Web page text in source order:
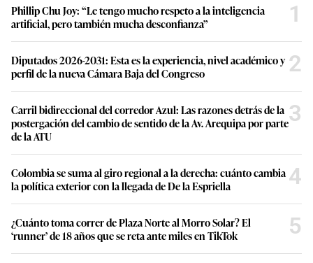
Phillip Chu Joy: “Le tengo mucho respeto a la inteligencia
artificial, pero también mucha desconfianza”
1
Diputados 2026-2031: Esta es la experiencia, nivel académico y
perfil de la nueva Cámara Baja del Congreso
2
Carril bidireccional del corredor Azul: Las razones detrás de la
postergación del cambio de sentido de la Av. Arequipa por parte
de la ATU
3
Colombia se suma al giro regional a la derecha: cuánto cambia
la política exterior con la llegada de De la Espriella
4
¿Cuánto toma correr de Plaza Norte al Morro Solar? El
‘runner’ de 18 años que se reta ante miles en TikTok
5